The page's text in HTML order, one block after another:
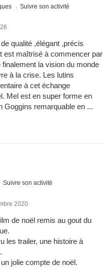
Suivre son activité
qualité ,élégant ,précis
est maîtrisé à commencer par
la vision du monde
à la crise. Les lutins
à cet échange
Mel est en super forme en
Goggins remarquable en ...
Suivre son activité
2020
de noël remis au gout du
les trailer, une histoire à
jolie compte de noël.